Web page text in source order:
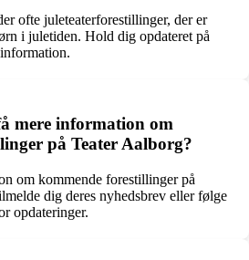
ofte juleteaterforestillinger, der er
i juletiden. Hold dig opdateret på
mere information om
på Teater Aalborg?
om kommende forestillinger på
dig deres nyhedsbrev eller følge
opdateringer.